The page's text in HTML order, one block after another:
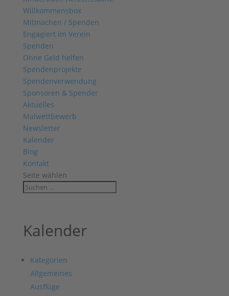
Willkommensbox
Mitmachen / Spenden
Engagiert im Verein
Spenden
Ohne Geld helfen
Spendenprojekte
Spendenverwendung
Sponsoren & Spender
Aktuelles
Malwettbewerb
Newsletter
Kalender
Blog
Kontakt
Seite wählen
Kalender
Kategorien
Allgemeines
Ausflüge